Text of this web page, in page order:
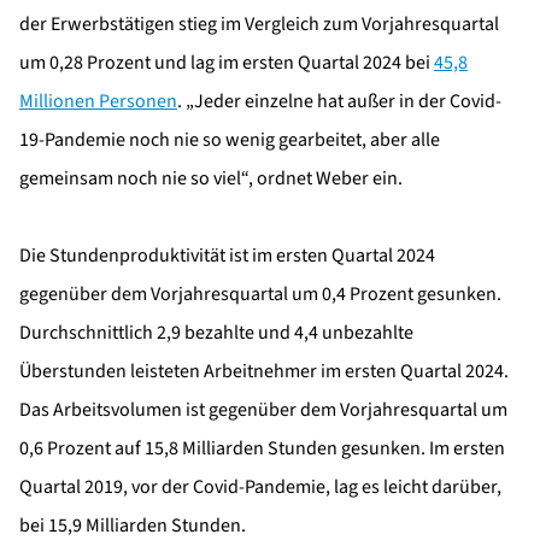
der Erwerbstätigen stieg im Vergleich zum Vorjahresquartal
um 0,28 Prozent und lag im ersten Quartal 2024 bei45,8
Millionen Personen. „Jeder einzelne hat außer in der Covid-
19-Pandemie noch nie so wenig gearbeitet, aber alle
gemeinsam noch nie so viel“, ordnet Weber ein.
Die Stundenproduktivität ist im ersten Quartal 2024
gegenüber dem Vorjahresquartal um 0,4 Prozent gesunken.
Durchschnittlich 2,9 bezahlte und 4,4 unbezahlte
Überstunden leisteten Arbeitnehmer im ersten Quartal 2024.
Das Arbeitsvolumen ist gegenüber dem Vorjahresquartal um
0,6 Prozent auf 15,8 Milliarden Stunden gesunken. Im ersten
Quartal 2019, vor der Covid-Pandemie, lag es leicht darüber,
bei 15,9 Milliarden Stunden.